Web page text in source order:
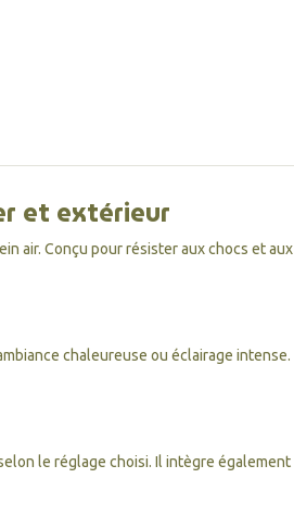
et extérieur
air. Conçu pour résister aux chocs et aux
chaleureuse ou éclairage intense.
le réglage choisi. Il intègre également